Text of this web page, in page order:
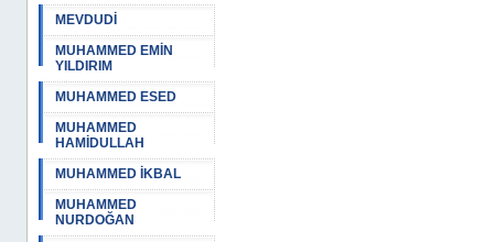
MEVDUDİ
MUHAMMED EMİN
YILDIRIM
MUHAMMED ESED
MUHAMMED
HAMİDULLAH
MUHAMMED İKBAL
MUHAMMED
NURDOĞAN